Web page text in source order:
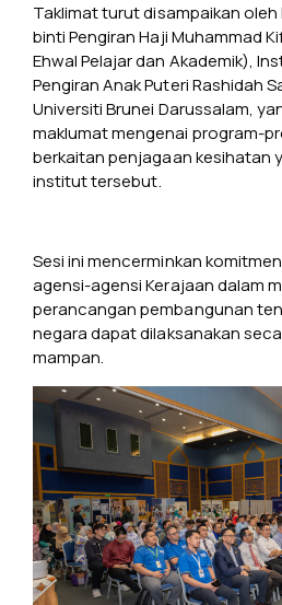
Taklimat turut disampaikan oleh
binti Pengiran Haji Muhammad
Ehwal Pelajar dan Akademik),
Pengiran Anak Puteri Rashidah
Universiti Brunei Darussalam,
maklumat mengenai program-
berkaitan penjagaan kesihatan
institut tersebut.
Sesi ini mencerminkan
agensi-agensi Kerajaan dalam
perancangan pembangunan
negara dapat dilaksanakan
mampan.